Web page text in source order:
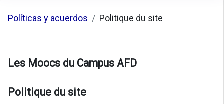
Políticas y acuerdos Politique du site
Les Moocs du Campus AFD
Politique du site